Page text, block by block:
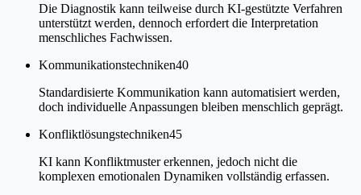
Die Diagnostik kann teilweise durch KI-gestützte Verfahren
unterstützt werden, dennoch erfordert die Interpretation
menschliches Fachwissen.
Kommunikationstechniken40
Standardisierte Kommunikation kann automatisiert werden,
doch individuelle Anpassungen bleiben menschlich geprägt.
Konfliktlösungstechniken45
KI kann Konfliktmuster erkennen, jedoch nicht die
komplexen emotionalen Dynamiken vollständig erfassen.